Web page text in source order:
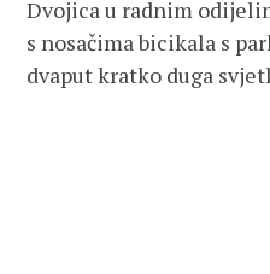
Dvojica u radnim
s nosačima bicikala s
dvaput kratko duga